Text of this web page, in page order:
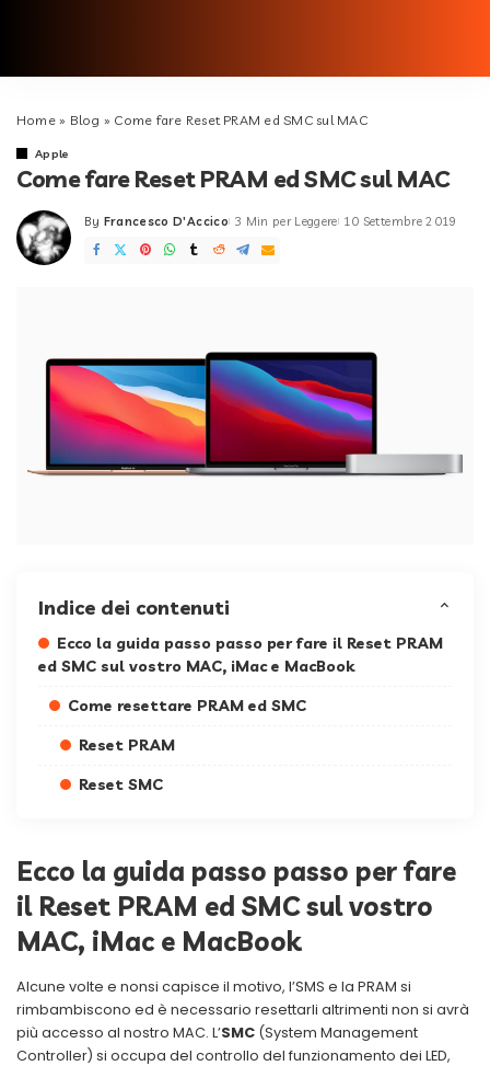
Home» Blog » Come fare Reset PRAM ed SMC sul MAC
Apple
Come fare Reset PRAM ed SMC sul MAC
Posted
by
By Francesco D'Accico 3 Min per Leggere 10 Settembre 2019
Indice dei contenuti
Ecco la guida passo passo per fare il Reset PRAM
ed SMC sul vostro MAC, iMac e MacBook
Come resettare PRAM ed SMC
Reset PRAM
Reset SMC
Ecco la guida passo passo per fare
il Reset PRAM ed SMC sul vostro
MAC, iMac e MacBook
Alcune volte e nonsi capisce il motivo, l’SMS e la PRAM si
rimbambiscono ed è necessario resettarli altrimenti non si avrà
più accesso al nostro MAC. L’SMC (System Management
Controller) si occupa del controllo del funzionamento dei LED,